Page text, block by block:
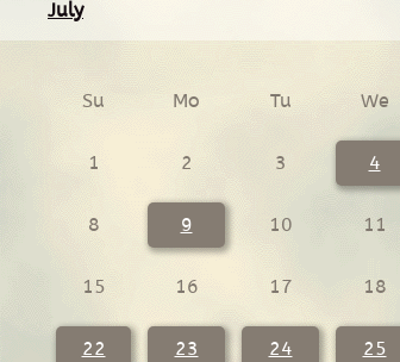
July
Su Mo Tu We
1 2 3 4
8 9 10 11
15 16 17 18
22 23 24 25